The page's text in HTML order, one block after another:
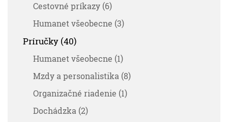
Cestovné príkazy (6)
Humanet všeobecne (3)
Príručky (40)
Humanet všeobecne (1)
Mzdy a personalistika (8)
Organizačné riadenie (1)
Dochádzka (2)